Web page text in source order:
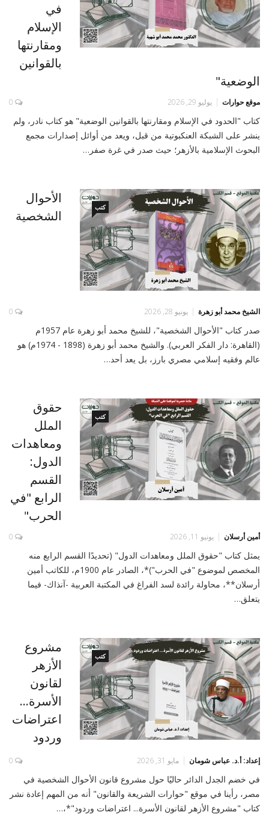
في
الإسلام
ومقارنتها
بالقوانين
الوضعية"
موقع حوارات يوليو 29, 2026 0
كتاب "الحدود في الإسلام ومقارنتها بالقوانين الوضعية" هو كتاب نادر، ولم
ينشر على الشبكة العنكبوتية من قبل، ويعد من أوائل إصدارات مجمع
البحوث الإسلامية بالأزهر؛ حيث صدر في غرة صفر…
كتب
الأحوال
الشخصية
الشيخ محمد أبو زهرة يونيو 28, 2026 0
صدر كتاب "الأحوال الشخصية"، للشيخ محمد أبو زهرة عام 1957م
(القاهرة: دار الفكر العربي). والشيخ محمد أبو زهرة (1898 - 1974م) هو
عالم وفقيه إسلامي مصري بارز، بل يعد أحد…
كتب
حقوق
الملل
ومعاهدات
الدول:
القسم
الرابع "في
الحرب"
أمين أرسلان يونيو 11, 2026 0
يمثل كتاب "حقوق الملل ومعاهدات الدول" (تحديدًا القسم الرابع منه
المخصص لموضوع "في الحرب")*، الصادر عام 1900م، للكاتب أمين
أرسلان**، محاولة رائدة لسد الفراغ في المكتبة العربية -آنذاك- فيما
يتعلق…
كتب
مشروع
الأزهر
لقانون
الأسرة...
اعتراضات
وردود
إعداد: أ.د. عباس شومان مايو 31, 2026 0
في خضم الجدل الدائر حاليًا حول مشروع قانون الأحوال الشخصية في
مصر، رأينا في موقع "حوارات الشريعة والقانون" أنه من المهم إعادة نشر
كتاب "مشروع الأزهر لقانون الأسرة... اعتراضات وردود"*،…